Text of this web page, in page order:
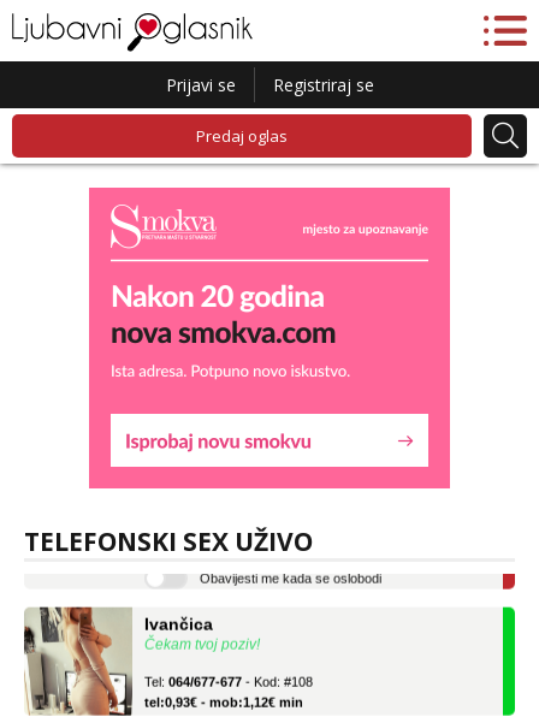
Prijavi se Registriraj se
Predaj oglas
TELEFONSKI SEX UŽIVO
Lucija
tel:0,93€ - mob:1,12€ min
Čekam tvoj poziv!
tel:0,93€ - mob:1,12€ min